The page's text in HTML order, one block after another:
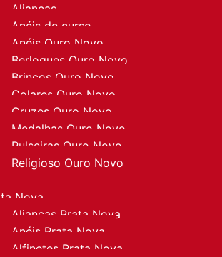
Alianças
Anéis de curso
Anéis Ouro Novo
Berloques Ouro Novo
Brincos Ouro Novo
Colares Ouro Novo
Cruzes Ouro Novo
Medalhas Ouro Novo
Pulseiras Ouro Novo
Religioso Ouro Novo
Nova
Alianças Prata Nova
Anéis Prata Nova
Alfinetes Prata Nova